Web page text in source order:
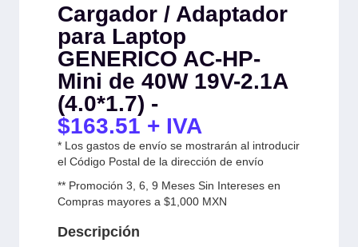
Cargador / Adaptador
para Laptop
GENERICO AC-HP-
Mini de 40W 19V-2.1A
(4.0*1.7) -
$163.51 + IVA
* Los gastos de envío se mostrarán al introducir
el Código Postal de la dirección de envío
** Promoción 3, 6, 9 Meses Sin Intereses en
Compras mayores a $1,000 MXN
Descripción